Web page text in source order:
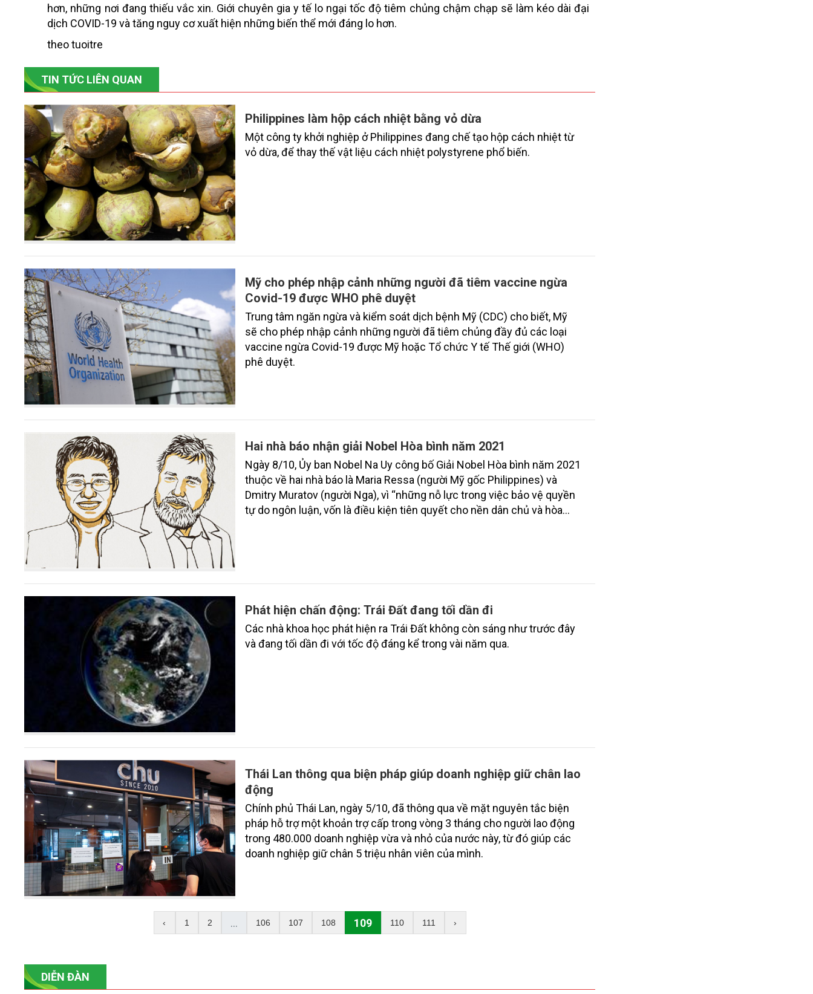
hơn, những nơi đang thiếu vắc xin. Giới chuyên gia y tế lo ngại tốc độ tiêm chủng chậm chạp sẽ làm kéo dài đại
dịch COVID-19 và tăng nguy cơ xuất hiện những biến thể mới đáng lo hơn.
theo tuoitre
TIN TỨC LIÊN QUAN
Philippines làm hộp cách nhiệt bằng vỏ dừa
Một công ty khởi nghiệp ở Philippines đang chế tạo hộp cách nhiệt từ
vỏ dừa, để thay thế vật liệu cách nhiệt polystyrene phổ biến.
Mỹ cho phép nhập cảnh những người đã tiêm vaccine ngừa
Covid-19 được WHO phê duyệt
Trung tâm ngăn ngừa và kiểm soát dịch bệnh Mỹ (CDC) cho biết, Mỹ
sẽ cho phép nhập cảnh những người đã tiêm chủng đầy đủ các loại
vaccine ngừa Covid-19 được Mỹ hoặc Tổ chức Y tế Thế giới (WHO)
phê duyệt.
Hai nhà báo nhận giải Nobel Hòa bình năm 2021
Ngày 8/10, Ủy ban Nobel Na Uy công bố Giải Nobel Hòa bình năm 2021
thuộc về hai nhà báo là Maria Ressa (người Mỹ gốc Philippines) và
Dmitry Muratov (người Nga), vì “những nỗ lực trong việc bảo vệ quyền
tự do ngôn luận, vốn là điều kiện tiên quyết cho nền dân chủ và hòa
Phát hiện chấn động: Trái Đất đang tối dần đi
Các nhà khoa học phát hiện ra Trái Đất không còn sáng như trước đây
và đang tối dần đi với tốc độ đáng kể trong vài năm qua.
Thái Lan thông qua biện pháp giúp doanh nghiệp giữ chân lao
động
Chính phủ Thái Lan, ngày 5/10, đã thông qua về mặt nguyên tắc biện
pháp hỗ trợ một khoản trợ cấp trong vòng 3 tháng cho người lao động
trong 480.000 doanh nghiệp vừa và nhỏ của nước này, từ đó giúp các
doanh nghiệp giữ chân 5 triệu nhân viên của mình.
‹ 1 2 ... 106 107 108 109 110 111 ›
DIỄN ĐÀN